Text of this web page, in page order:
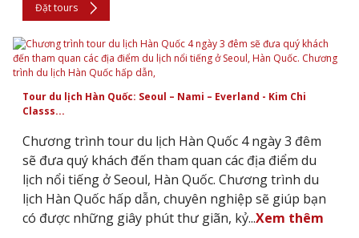
Đặt tours
Tour du lịch Hàn Quốc: Seoul – Nami – Everland - Kim Chi
Classs...
Chương trình tour du lịch Hàn Quốc 4 ngày 3 đêm
sẽ đưa quý khách đến tham quan các địa điểm du
lịch nổi tiếng ở Seoul, Hàn Quốc. Chương trình du
lịch Hàn Quốc hấp dẫn, chuyên nghiệp sẽ giúp bạn
có được những giây phút thư giãn, kỷ...Xem thêm